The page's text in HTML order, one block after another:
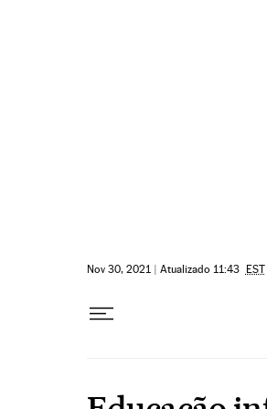
Nov 30, 2021 | Atualizado 11:43 EST